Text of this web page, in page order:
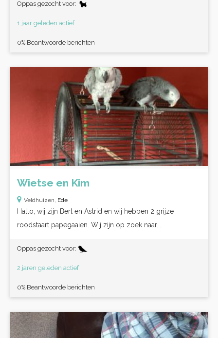
Oppas gezocht voor:
1 jaar geleden actief
0% Beantwoorde berichten
Wietse en Kim
Veldhuizen, Ede
Hallo, wij zijn Bert en Astrid en wij hebben 2 grijze
roodstaart papegaaien. Wij zijn op zoek naar...
Oppas gezocht voor:
2 jaren geleden actief
0% Beantwoorde berichten